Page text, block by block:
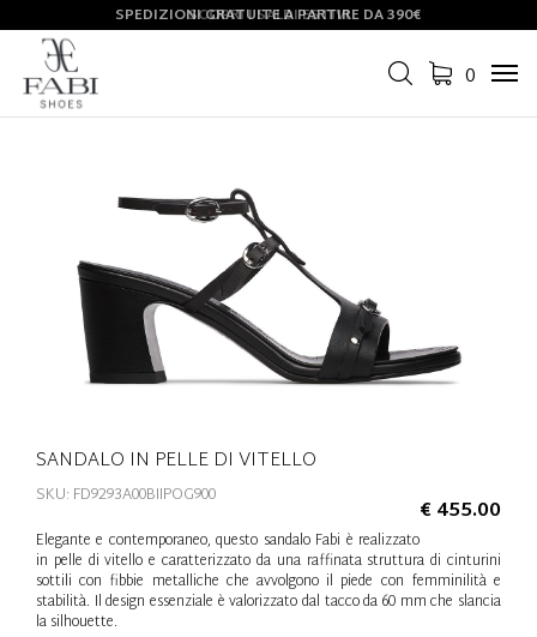
SCOPRI I SALDI ESTIVI
SPEDIZIONI GRATUITE A PARTIRE DA 390€
0
SANDALO IN PELLE DI VITELLO
€ 455.00
SKU: FD9293A00BIIPOG900
Elegante e contemporaneo, questo sandalo Fabi è realizzato
in pelle di vitello e caratterizzato da una raffinata struttura di cinturini
sottili con fibbie metalliche che avvolgono il piede con femminilità e
stabilità. Il design essenziale è valorizzato dal tacco da 60 mm che slancia
la silhouette.